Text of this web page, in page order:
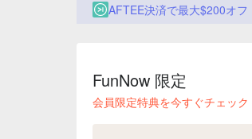
AFTEE決済で最大$200オフ
FunNow 限定
会員限定特典を今すぐチェック